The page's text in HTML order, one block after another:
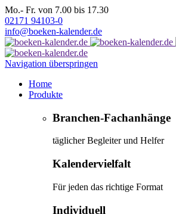
Mo.- Fr. von 7.00 bis 17.30
02171 94103-0
info@boeken-kalender.de
Navigation überspringen
Home
Produkte
Branchen-Fachanhänge
täglicher Begleiter und Helfer
Kalendervielfalt
Für jeden das richtige Format
Individuell